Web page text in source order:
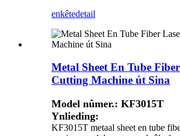
enkêtedetail
Metal Sheet En Tube
Cutting Machine út Sina
Model nûmer.: KF3015T
Ynlieding:
KF3015T metaal sheet en tube